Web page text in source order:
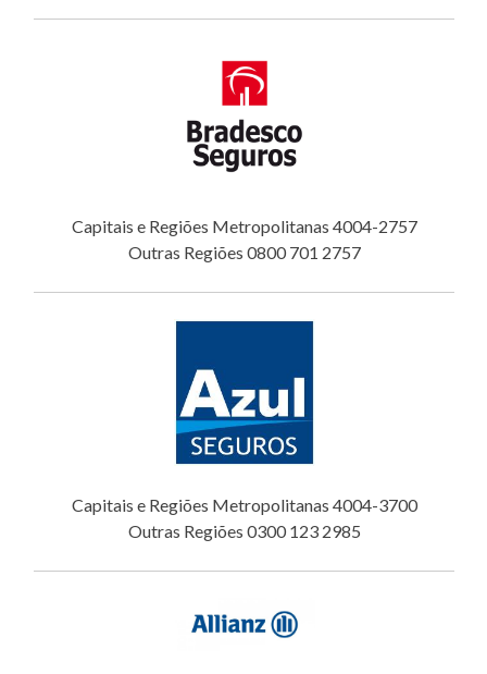
Capitais e Regiões Metropolitanas 4004-2757
Outras Regiões 0800 701 2757
Capitais e Regiões Metropolitanas 4004-3700
Outras Regiões 0300 123 2985